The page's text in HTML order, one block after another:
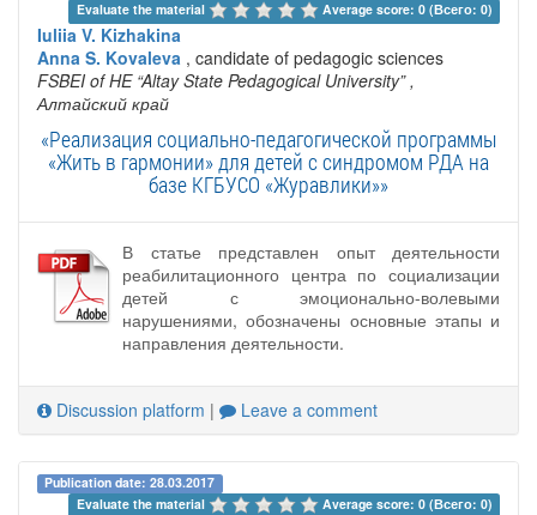
Evaluate the material Average score: 0 (Всего: 0)
Iuliia V. Kizhakina
Anna S. Kovaleva , candidate of pedagogic sciences
FSBEI of HE “Altay State Pedagogical University” ,
Алтайский край
«Реализация социально-педагогической программы
«Жить в гармонии» для детей с синдромом РДА на
базе КГБУСО «Журавлики»»
В статье представлен опыт деятельности
реабилитационного центра по социализации
детей с эмоционально-волевыми
нарушениями, обозначены основные этапы и
направления деятельности.
Discussion platform | Leave a comment
Publication date: 28.03.2017
Evaluate the material
Average score: 0 (Всего: 0)